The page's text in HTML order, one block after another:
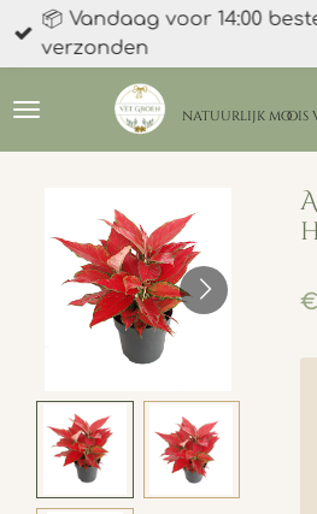
Ga
direct
de
natuurlijk moois
📦 Vandaag voor 14:00
verzonden
€